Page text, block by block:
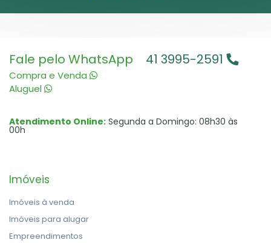
Fale pelo WhatsApp
Compra e Venda
Aluguel
41 3995-2591
Atendimento Online: Segunda a Domingo: 08h30 às
00h
Imóveis
Imóveis à venda
Imóveis para alugar
Empreendimentos